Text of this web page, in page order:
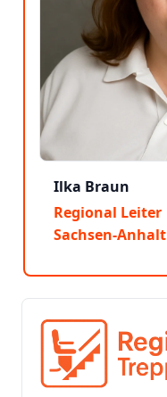
Ilka Braun
Regional Leiter
Sachsen-Anhalt